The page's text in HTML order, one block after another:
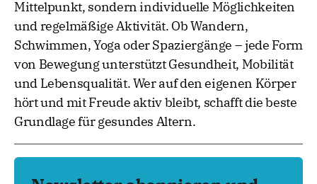
Mittelpunkt, sondern individuelle Möglichkeiten
und regelmäßige Aktivität. Ob Wandern,
Schwimmen, Yoga oder Spaziergänge – jede Form
von Bewegung unterstützt Gesundheit, Mobilität
und Lebensqualität. Wer auf den eigenen Körper
hört und mit Freude aktiv bleibt, schafft die beste
Grundlage für gesundes Altern.